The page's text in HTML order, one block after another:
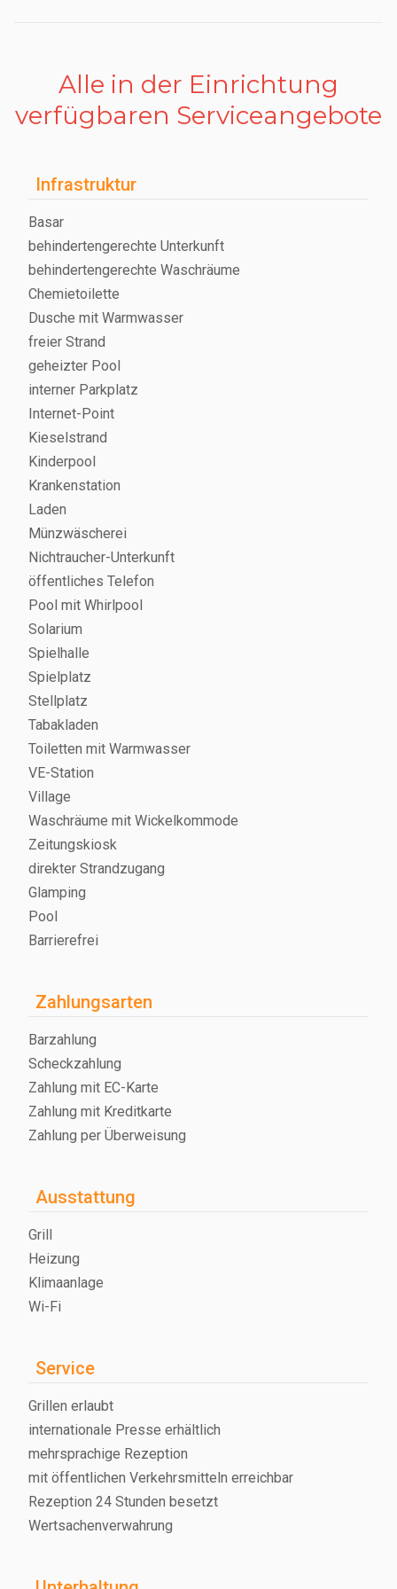
Alle in der Einrichtung
verfügbaren Serviceangebote
Infrastruktur
Basar
behindertengerechte Unterkunft
behindertengerechte Waschräume
Chemietoilette
Dusche mit Warmwasser
freier Strand
geheizter Pool
interner Parkplatz
Internet-Point
Kieselstrand
Kinderpool
Krankenstation
Laden
Münzwäscherei
Nichtraucher-Unterkunft
öffentliches Telefon
Pool mit Whirlpool
Solarium
Spielhalle
Spielplatz
Stellplatz
Tabakladen
Toiletten mit Warmwasser
VE-Station
Village
Waschräume mit Wickelkommode
Zeitungskiosk
direkter Strandzugang
Glamping
Pool
Barrierefrei
Zahlungsarten
Barzahlung
Scheckzahlung
Zahlung mit EC-Karte
Zahlung mit Kreditkarte
Zahlung per Überweisung
Ausstattung
Grill
Heizung
Klimaanlage
Wi-Fi
Service
Grillen erlaubt
internationale Presse erhältlich
mehrsprachige Rezeption
mit öffentlichen Verkehrsmitteln erreichbar
Rezeption 24 Stunden besetzt
Wertsachenverwahrung